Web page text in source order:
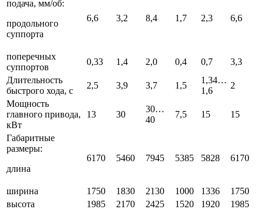
подача, мм/об:
продольного
суппорта
6,6 3,2 8,4 1,7 2,3 6,6
поперечных
суппортов
0,33 1,4 2,0 0,4 0,7
3,3
Длительность
быстрого хода, с
2,5 3,9 3,7 1,5
1,34…
1,6
2
Мощность
главного привода,
кВт
13 30
30…
40
7,5 15 15
Габаритные
размеры:
длина
6170 5460 7945 5385 5828 6170
ширина 1750 1830 2130 1000 1336
1750
высота
1985 2170 2425 1520 1920 1985